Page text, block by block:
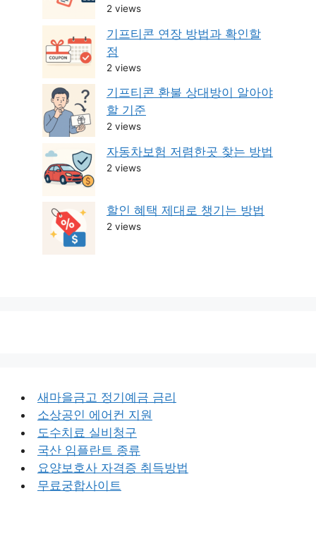
2 views
기프티콘 연장 방법과 확인할
점
2 views
기프티콘 환불 상대방이 알아야
할 기준
2 views
자동차보험 저렴한곳 찾는 방법
2 views
할인 혜택 제대로 챙기는 방법
2 views
새마을금고 정기예금 금리
소상공인 에어컨 지원
도수치료 실비청구
국산 임플란트 종류
요양보호사 자격증 취득방법
무료궁합사이트